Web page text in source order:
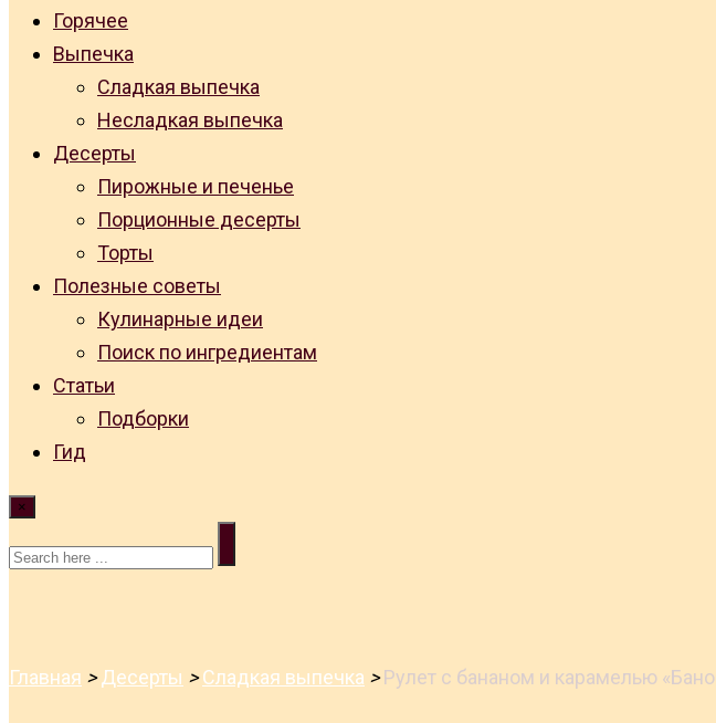
Горячее
Выпечка
Сладкая выпечка
Несладкая выпечка
Десерты
Пирожные и печенье
Порционные десерты
Торты
Полезные советы
Кулинарные идеи
Поиск по ингредиентам
Статьи
Подборки
Гид
×
Главная >Десерты >Сладкая выпечка >Рулет с бананом и карамелью